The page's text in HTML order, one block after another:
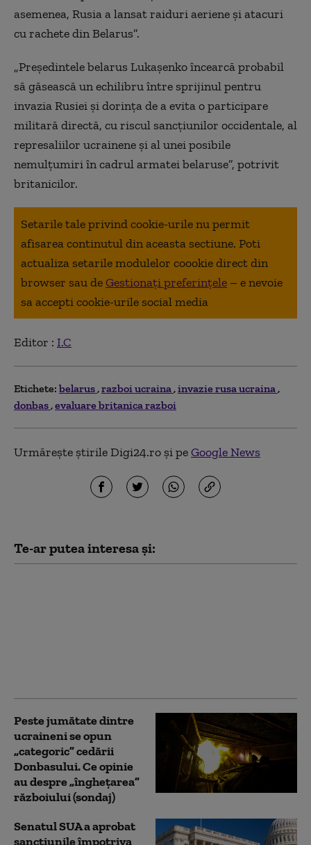
asemenea, Rusia a lansat raiduri aeriene și atacuri
cu rachete din Belarus”.
„Președintele belarus Lukașenko încearcă probabil
să găsească un echilibru între sprijinul pentru
invazia Rusiei și dorința de a evita o participare
militară directă, cu riscul sancțiunilor occidentale, al
represaliilor ucrainene și al unei posibile
nemulțumiri în cadrul armatei belaruse”, potrivit
britanicilor.
Setarile tale privind cookie-urile nu permit
afisarea continutul din aceasta sectiune. Poti
actualiza setarile modulelor coookie direct din
browser sau deGestionați preferințele – e nevoie
sa accepti cookie-urile social media
Editor : I.C
Etichete: belarus razboi ucraina invazie rusa ucraina
donbas evaluare britanica razboi
Urmărește știrile Digi24.ro și peGoogle News
Te-ar putea interesa și:
Peste jumătate dintre
ucraineni se opun
„categoric” cedării
Donbasului. Ce opinie
au despre „înghețarea”
războiului (sondaj)
Senatul SUA a aprobat
sancțiunile împotriva